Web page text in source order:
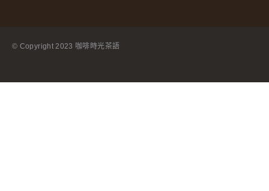
© Copyright2023 咖啡時光茶語